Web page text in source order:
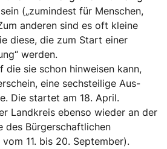
(„zumindest für Menschen,
anderen sind es oft kleine
diese, die zum Start einer
werden.
die sie schon hinweisen kann,
eine sechsteilige Aus-
Die startet am 18. April.
Landkreis ebenso wieder an der
des Bürgerschaftlichen
11. bis 20. September).